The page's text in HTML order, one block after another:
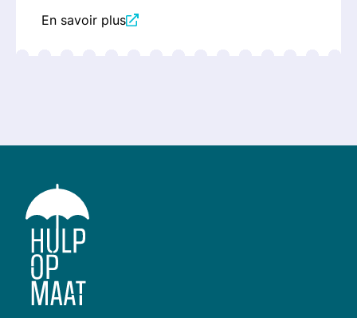
En savoir plus